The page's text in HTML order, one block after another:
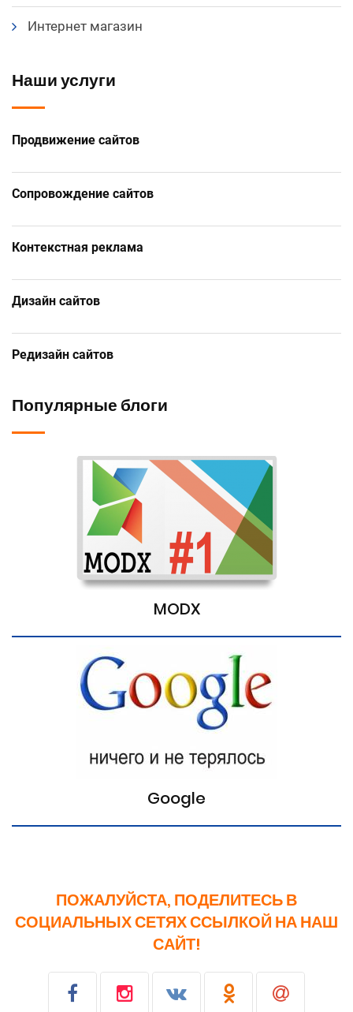
Интернет магазин
Наши услуги
Продвижение сайтов
Сопровождение сайтов
Контекстная реклама
Дизайн сайтов
Редизайн сайтов
Популярные блоги
MODX
Google
ПОЖАЛУЙСТА, ПОДЕЛИТЕСЬ В
СОЦИАЛЬНЫХ СЕТЯХ ССЫЛКОЙ НА НАШ
САЙТ!